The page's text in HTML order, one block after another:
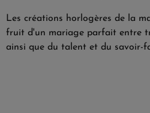
Les créations horlogères de la
fruit d'un mariage parfait entre
ainsi que du talent et du savoir-